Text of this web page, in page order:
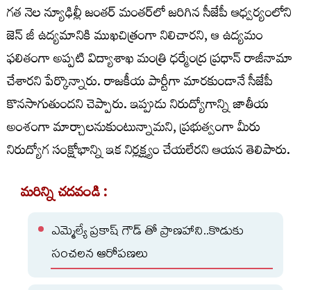
గత నెల న్యూఢిల్లీ జంతర్ మంతర్‌లో జరిగిన సీజేపీ ఆధ్వర్యంలోని
జెన్ జీ ఉద్యమానికి ముఖచిత్రంగా నిలిచారని, ఆ ఉద్యమం
ఫలితంగా అప్పటి విద్యాశాఖ మంత్రి ధర్మేంద్ర ప్రధాన్ రాజీనామా
చేశారని పేర్కొన్నారు. రాజకీయ పార్టీగా మారకుండానే సీజేపీ
కొనసాగుతుందని చెప్పారు. ఇప్పుడు నిరుద్యోగాన్ని జాతీయ
అంశంగా మార్చాలనుకుంటున్నామని, ప్రభుత్వంగా మీరు
నిరుద్యోగ సంక్షోభాన్ని ఇక నిర్లక్ష్యం చేయలేరని ఆయన తెలిపారు.
మరిన్ని చదవండి :
ఎమ్మెల్యే ప్రకాష్ గౌడ్ తో ప్రాణహాని..కొడుకు
సంచలన ఆరోపణలు